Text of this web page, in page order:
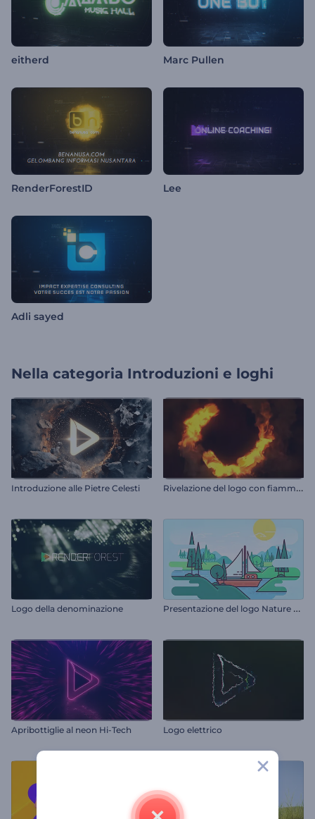
eitherd Marc Pullen
RenderForestID Lee
Adli sayed
Nella categoria Introduzioni e loghi
Introduzione alle Pietre Celesti R
ivelazione del logo con fiamma rotante
Logo della denominazione P
resentazione del logo Nature Vibes
Apribottiglie al neon Hi-Tech Logo elettrico